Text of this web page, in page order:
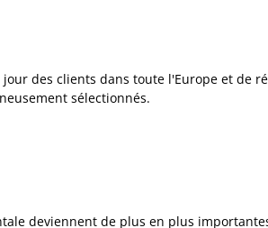
des clients dans toute l'Europe et de
sélectionnés.
deviennent de plus en plus